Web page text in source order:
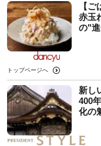
【
赤玉
の"
トップページへ
新し
400
化の